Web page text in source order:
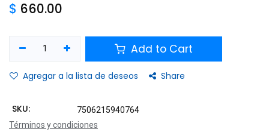
$ 660.00
Add to Cart
Agregar a la lista de deseos Share
SKU:
7506215940764
Términos y condiciones